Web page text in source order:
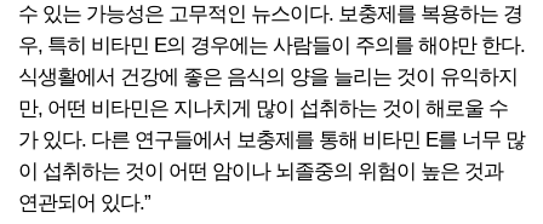
수 있는 가능성은 고무적인 뉴스이다. 보충제를 복용하는 경
우, 특히 비타민 E의 경우에는 사람들이 주의를 해야만 한다.
식생활에서 건강에 좋은 음식의 양을 늘리는 것이 유익하지
만, 어떤 비타민은 지나치게 많이 섭취하는 것이 해로울 수
가 있다. 다른 연구들에서 보충제를 통해 비타민 E를 너무 많
이 섭취하는 것이 어떤 암이나 뇌졸중의 위험이 높은 것과
연관되어 있다.”